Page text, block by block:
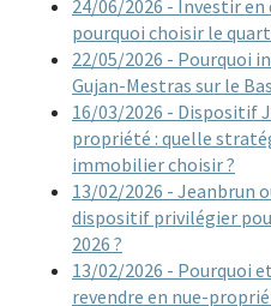
24/06/2026 - Investir
pourquoi choisir le
22/05/2026 - Pourquoi
Gujan-Mestras sur le
16/03/2026 - Dispositif
propriété : quelle
immobilier choisir ?
13/02/2026 - Jeanbrun
dispositif privilégier
2026 ?
13/02/2026 - Pourquoi
revendre en nue-